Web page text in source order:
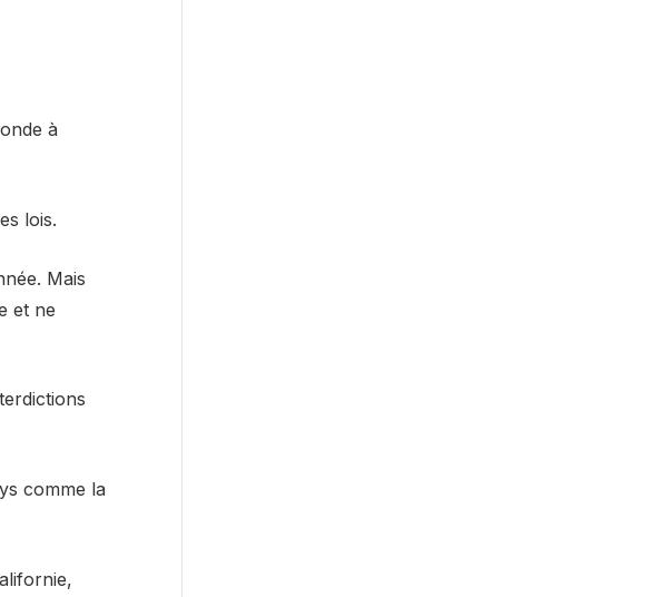
à
lois.
Mais
et ne
comme la